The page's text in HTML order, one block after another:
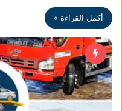
أكمل القراءة »